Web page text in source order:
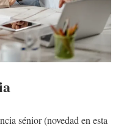
sénior (novedad en esta